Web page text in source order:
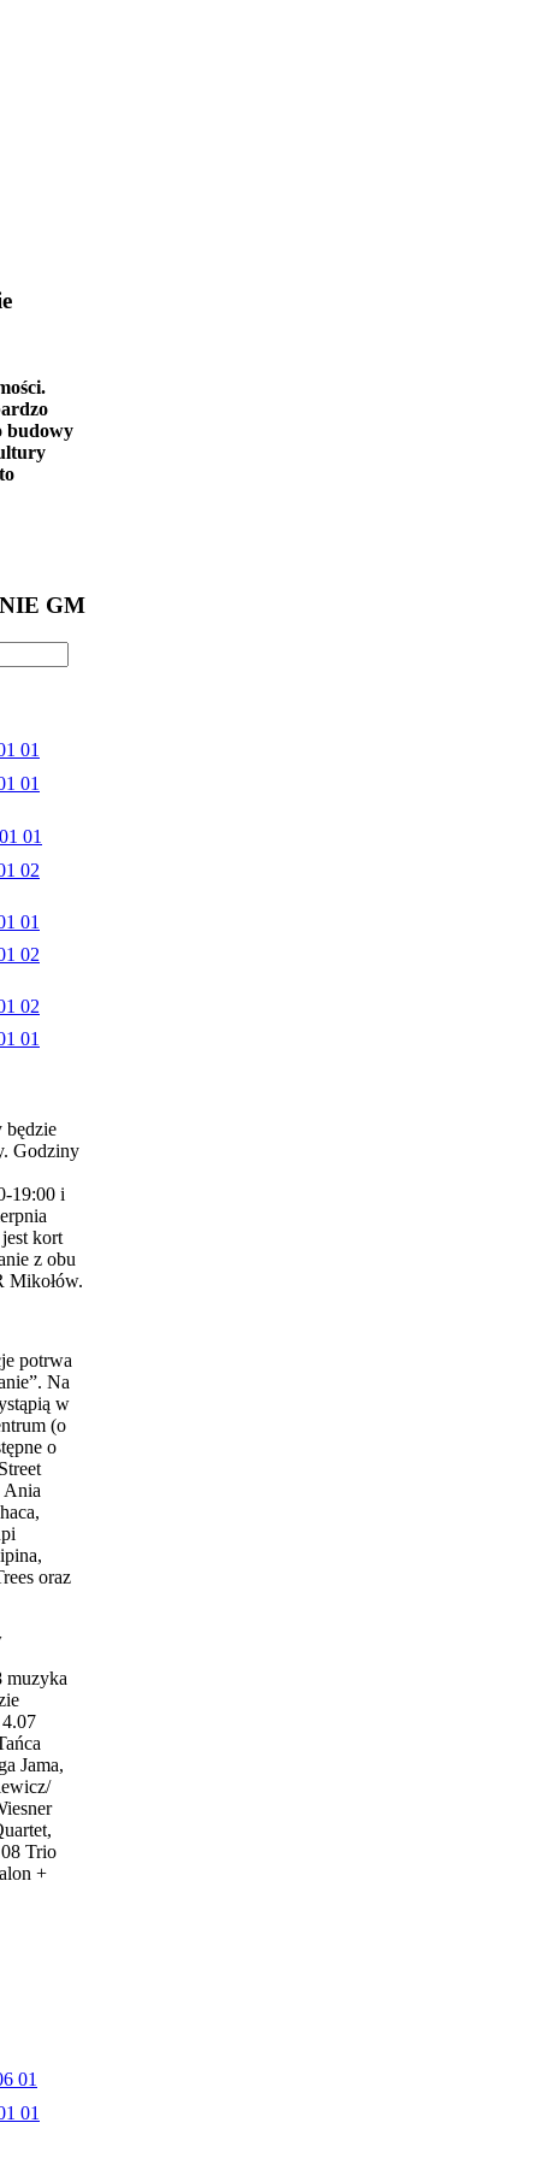
budowy
GM
będzie
Godziny
19:00 i
kort
z obu
Mikołów.
potrwa
Na
w
(o
o
Ania
oraz
muzyka
Jama,
Trio
+